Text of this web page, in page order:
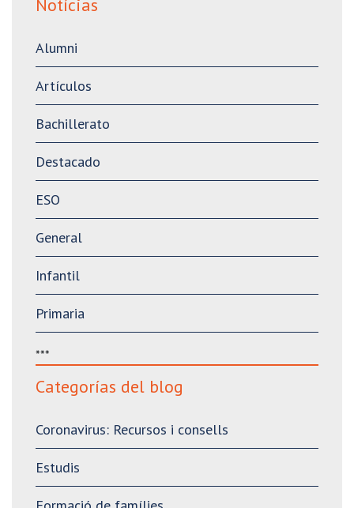
Notícias
Alumni
Artículos
Bachillerato
Destacado
ESO
General
Infantil
Primaria
***
Categorías del blog
Coronavirus: Recursos i consells
Estudis